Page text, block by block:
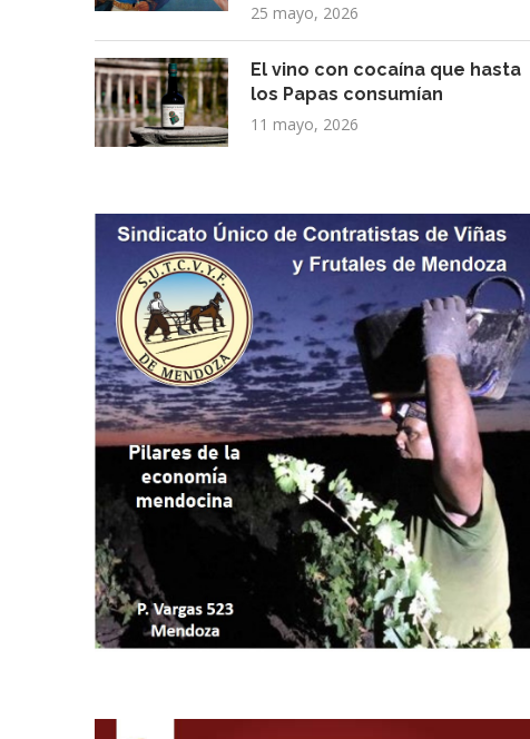
25 mayo, 2026
El vino con cocaína que hasta
los Papas consumían
11 mayo, 2026